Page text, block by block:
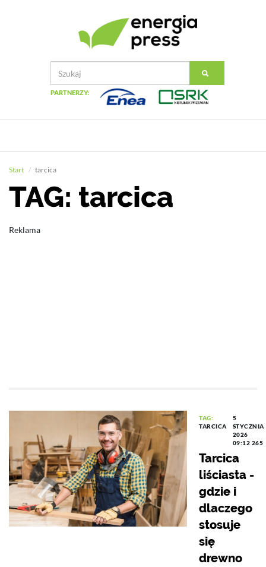
PARTNERZY:
Start tarcica
TAG: tarcica
Reklama
TAG:
TARCICA
5
STYCZNIA
2026
09:12 265
Tarcica
liściasta -
gdzie i
dlaczego
stosuje
się
drewno